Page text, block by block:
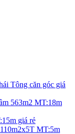
Tông căn góc giá
563m2 MT:18m
giá rẻ
MT:5m